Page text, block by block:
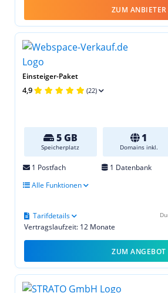
ZUM ANBIETER
Einsteiger-Paket
4,9 (22)
5 GB
Speicherplatz
1
Domains inkl.
1 Postfach 1 Datenbank
Alle Funktionen
Vertragslaufzeit: 12 Monate
Tarifdetails
ZUM ANGEBOT